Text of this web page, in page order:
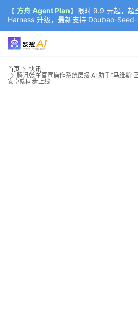
【 方舟 Agent Plan】限时 9.9 元起，超
Harness 升级，最新支持 Doubao-
K3（部分）、GLM-5.2
首页
快讯
腾讯张军官宣操作系统层级 AI 助手“马维斯”
安卓端同步上线